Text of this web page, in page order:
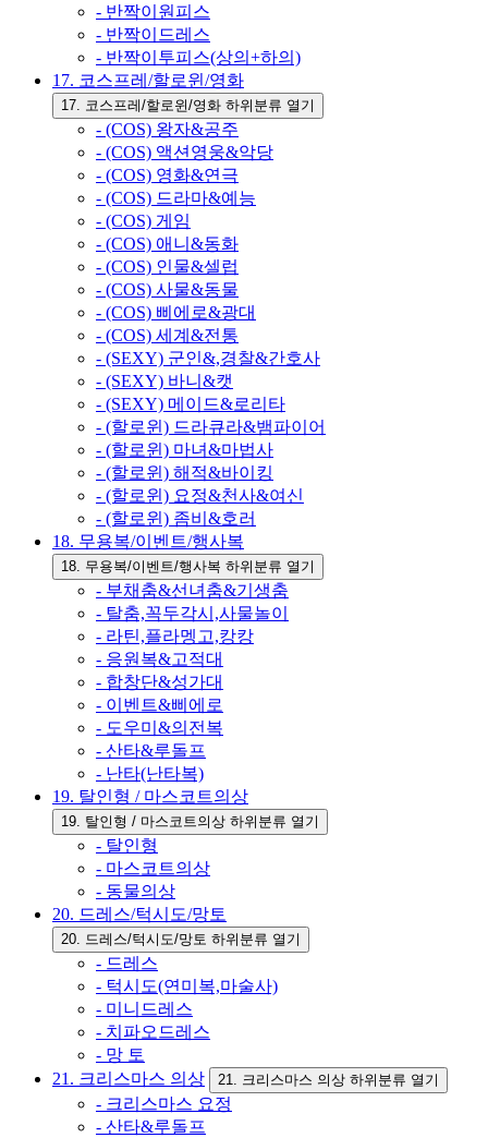
- 반짝이원피스
- 반짝이드레스
- 반짝이투피스(상의+하의)
17. 코스프레/할로윈/영화
17. 코스프레/할로윈/영화 하위분류 열기
- (COS) 왕자&공주
- (COS) 액션영웅&악당
- (COS) 영화&연극
- (COS) 드라마&예능
- (COS) 게임
- (COS) 애니&동화
- (COS) 인물&셀럽
- (COS) 사물&동물
- (COS) 삐에로&광대
- (COS) 세계&전통
- (SEXY) 군인&,경찰&간호사
- (SEXY) 바니&캣
- (SEXY) 메이드&로리타
- (할로윈) 드라큐라&뱀파이어
- (할로윈) 마녀&마법사
- (할로윈) 해적&바이킹
- (할로윈) 요정&천사&여신
- (할로윈) 좀비&호러
18. 무용복/이벤트/행사복
18. 무용복/이벤트/행사복 하위분류 열기
- 부채춤&선녀춤&기생춤
- 탈춤,꼭두각시,사물놀이
- 라틴,플라멩고,캉캉
- 응원복&고적대
- 합창단&성가대
- 이벤트&삐에로
- 도우미&의전복
- 산타&루돌프
- 난타(난타복)
19. 탈인형 / 마스코트의상
19. 탈인형 / 마스코트의상 하위분류 열기
- 탈인형
- 마스코트의상
- 동물의상
20. 드레스/턱시도/망토
20. 드레스/턱시도/망토 하위분류 열기
- 드레스
- 턱시도(연미복,마술사)
- 미니드레스
- 치파오드레스
- 망 토
21. 크리스마스 의상
21. 크리스마스 의상 하위분류 열기
- 크리스마스 요정
- 산타&루돌프